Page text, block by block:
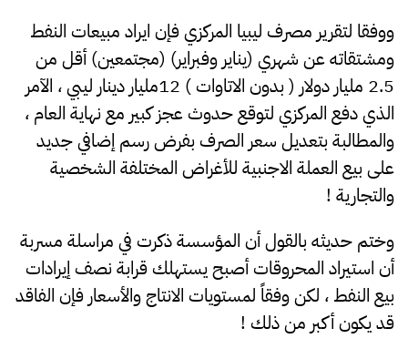
ووفقا لتقرير مصرف ليبيا المركزي فإن ايراد مبيعات النفط
ومشتقاته عن شهري (يناير وفبراير) (مجتمعين) أقل من
2.5 مليار دولار ( بدون الاتاوات ) 12مليار دينار ليبي ، الآمر
الذي دفع المركزي لتوقع حدوث عجز كبير مع نهاية العام ،
والمطالبة بتعديل سعر الصرف بفرض رسم إضافي جديد
على بيع العملة الاجنبية للأغراض المختلفة الشخصية
والتجارية !
وختم حديثه بالقول أن المؤسسة ذكرت في مراسلة مسربة
أن استيراد المحروقات أصبح يستهلك قرابة نصف إيرادات
بيع النفط ، لكن وفقاً لمستويات الانتاج والأسعار فإن الفاقد
قد يكون أكبر من ذلك !